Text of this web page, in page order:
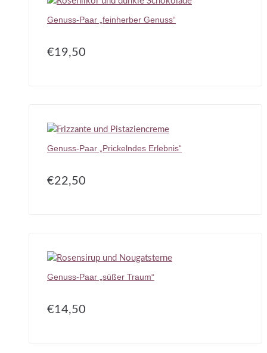
Genuss-Paar „feinherber Genuss“
€19,50
Genuss-Paar „Prickelndes Erlebnis“
€22,50
Genuss-Paar „süßer Traum“
€14,50